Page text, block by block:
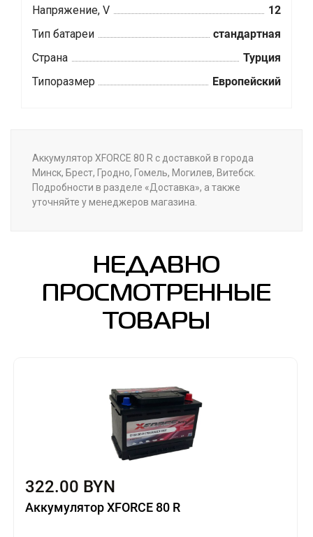
Напряжение, V
12
Тип батареи
стандартная
Страна
Турция
Типоразмер
Европейский
Аккумулятор XFORCE 80 R с доставкой в города
Минск, Брест, Гродно, Гомель, Могилев, Витебск.
Подробности в разделе «Доставка», а также
уточняйте у менеджеров магазина.
НЕДАВНО
ПРОСМОТРЕННЫЕ
ТОВАРЫ
322.00 BYN
Аккумулятор XFORCE 80 R